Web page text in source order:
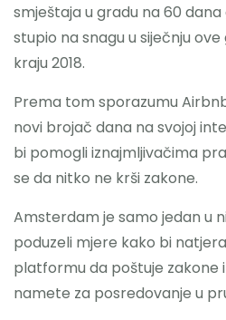
smještaja u gradu na 60 dana
stupio na snagu u siječnju
kraju 2018.
Prema tom sporazumu
novi brojač dana na svojoj
bi pomogli iznajmljivačima
se da nitko ne krši zakone.
Amsterdam je samo jedan u
poduzeli mjere kako bi
platformu da poštuje zakone
namete za posredovanje u